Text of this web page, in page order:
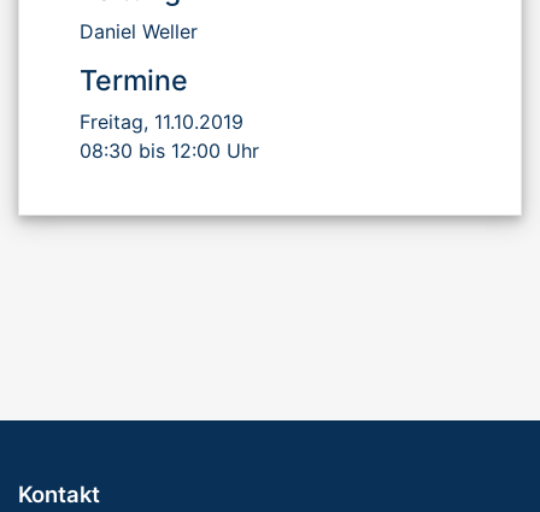
Daniel Weller
Termine
Freitag, 11.10.2019
08:30 bis 12:00 Uhr
Kontakt